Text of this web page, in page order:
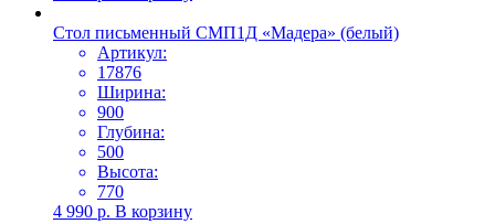
Стол письменный СМП1Д «Мадера» (белый)
Артикул:
17876
Ширина:
900
Глубина:
500
Высота:
770
4 990 р. В корзину